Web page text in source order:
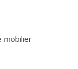
mobilier